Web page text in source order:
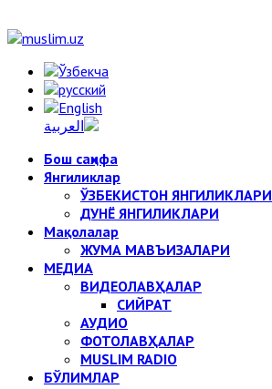
Бош саҳифа
Янгиликлар
ЎЗБЕКИСТОН ЯНГИЛИКЛАРИ
ДУНЁ ЯНГИЛИКЛАРИ
Мақолалар
ЖУМА МАВЪИЗАЛАРИ
МЕДИА
ВИДЕОЛАВҲАЛАР
СИЙРАТ
АУДИО
ФОТОЛАВҲАЛАР
MUSLIM RADIO
БЎЛИМЛАР